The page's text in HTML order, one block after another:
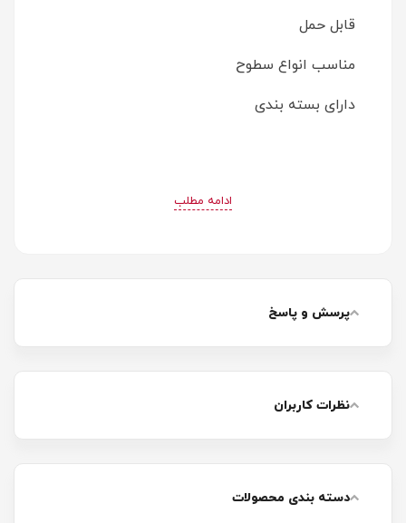
قابل حمل
مناسب انواع سطوح
دارای بسته بندی
ادامه مطلب
پرسش و پاسخ
نظرات کاربران
دسته بندی محصولات